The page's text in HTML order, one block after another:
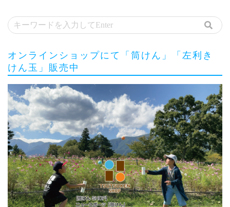
オンラインショップにて「筒けん」「左利き
けん玉」販売中